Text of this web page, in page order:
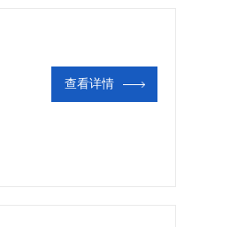
查看详情